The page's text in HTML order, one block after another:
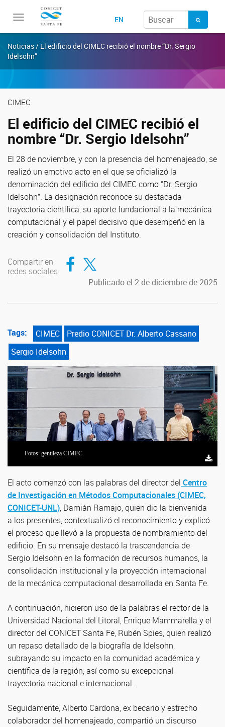
Toggle
EN
Noticias / El edificio del CIMEC recibió el nombre “Dr. Sergio
Idelsohn”
CIMEC
El edificio del CIMEC recibió el
nombre “Dr. Sergio Idelsohn”
El 28 de noviembre, y con la presencia del homenajeado, se
realizó un emotivo acto en el que se oficializó la
denominación del edificio del CIMEC como “Dr. Sergio
Idelsohn”. La designación reconoce su destacada
trayectoria científica, su aporte fundacional a la mecánica
computacional y el papel decisivo que desempeñó en la
creación y consolidación del Instituto.
Compartir en
redes sociales
Compartir en Facebook
Compartir en Twitter
Publicado el 2 de diciembre de 2025
Tags: CIMEC
Predio CONICET Dr. Alberto Cassano
Sergio Idelsohn
Fotos: gentileza CIMEC.
Fotos: gentileza CIMEC.
El acto comenzó con las palabras del director del Centro
de Investigación en Métodos Computacionales (CIMEC,
CONICET-UNL), Damián Ramajo, quien dio la bienvenida
a los presentes, contextualizó el reconocimiento y explicó
el proceso que llevó a la propuesta de nombramiento del
edificio. En su mensaje destacó la trascendencia de
Sergio Idelsohn en la formación de recursos humanos, la
consolidación institucional y la proyección internacional
de la mecánica computacional desarrollada en Santa Fe.
A continuación, hicieron uso de la palabras el rector de la
Universidad Nacional del Litoral, Enrique Mammarella y el
director del CONICET Santa Fe, Rubén Spies, quien realizó
un repaso detallado de la biografía de Idelsohn,
subrayando su impacto en la comunidad académica y
científica de la región, así como su excepcional
trayectoria nacional e internacional.
Seguidamente, Alberto Cardona, ex becario y estrecho
colaborador del homenajeado, compartió un discurso